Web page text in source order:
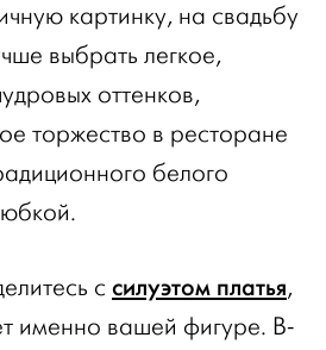
картинку, на свадьбу
выбрать легкое,
оттенков,
торжество в ресторане
белого
с силуэтом платья,
именно вашей фигуре. В-